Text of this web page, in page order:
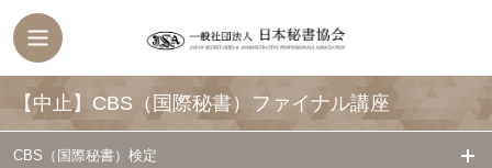
【中止】CBS（国際秘書）ファイナル講座
CBS（国際秘書）検定